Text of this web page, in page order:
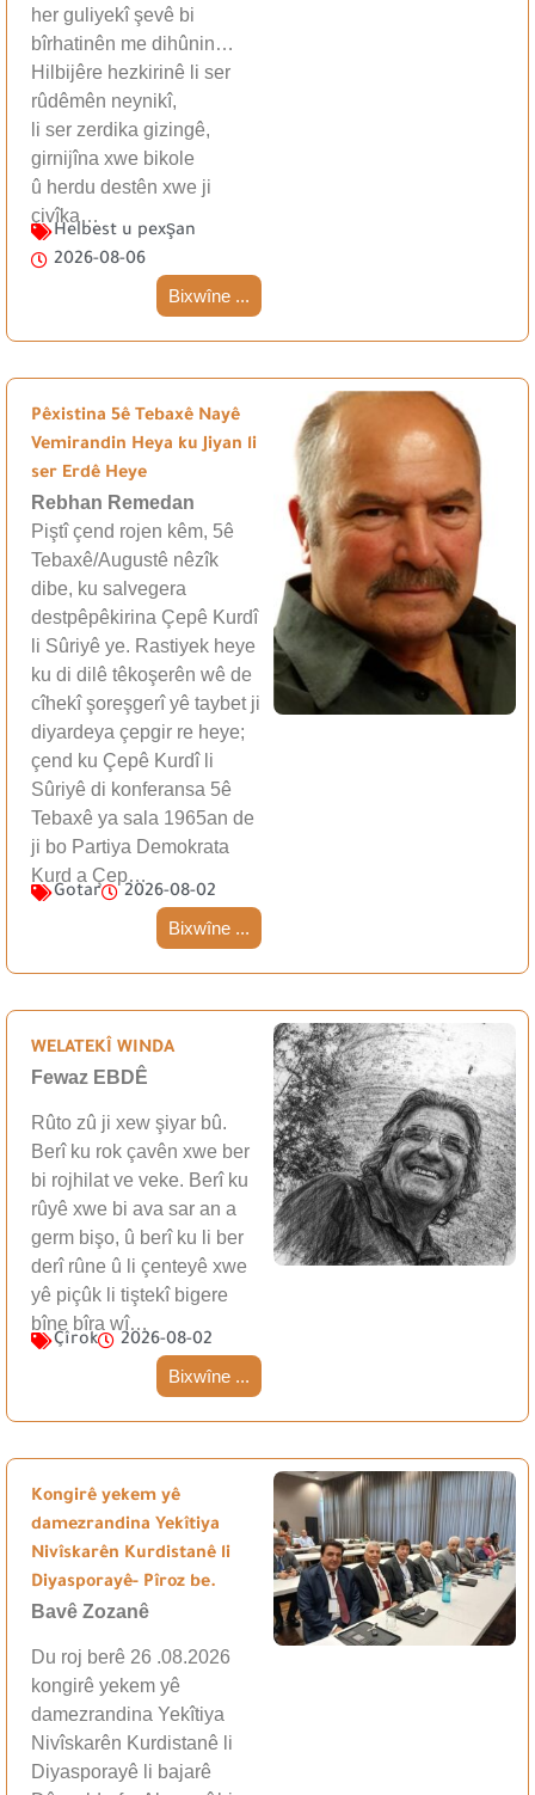
her guliyekî şevê bi
bîrhatinên me dihûnin…
Hilbijêre hezkirinê li ser
rûdêmên neynikî,
li ser zerdika gizingê,
girnijîna xwe bikole
û herdu destên xwe ji
çivîka…
Helbest u pexşan
2026-08-06
Bixwîne ...
Pêxistina 5ê Tebaxê Nayê
Vemirandin Heya ku Jiyan li
ser Erdê Heye
Rebhan Remedan
Piştî çend rojen kêm, 5ê
Tebaxê/Augustê nêzîk
dibe, ku salvegera
destpêpêkirina Çepê Kurdî
li Sûriyê ye. Rastiyek heye
ku di dilê têkoşerên wê de
cîhekî şoreşgerî yê taybet ji
diyardeya çepgir re heye;
çend ku Çepê Kurdî li
Sûriyê di konferansa 5ê
Tebaxê ya sala 1965an de
ji bo Partiya Demokrata
Kurd a Çep…
Gotar 2026-08-02
Bixwîne ...
WELATEKÎ WINDA
Fewaz EBDÊ
Rûto zû ji xew şiyar bû.
Berî ku rok çavên xwe ber
bi rojhilat ve veke. Berî ku
rûyê xwe bi ava sar an a
germ bişo, û berî ku li ber
derî rûne û li çenteyê xwe
yê piçûk li tiştekî bigere
bîne bîra wî…
Çîrok 2026-08-02
Bixwîne ...
Kongirê yekem yê
damezrandina Yekîtiya
Nivîskarên Kurdistanê li
Diyasporayê- Pîroz be.
Bavê Zozanê
Du roj berê 26 .08.2026
kongirê yekem yê
damezrandina Yekîtiya
Nivîskarên Kurdistanê li
Diyasporayê li bajarê